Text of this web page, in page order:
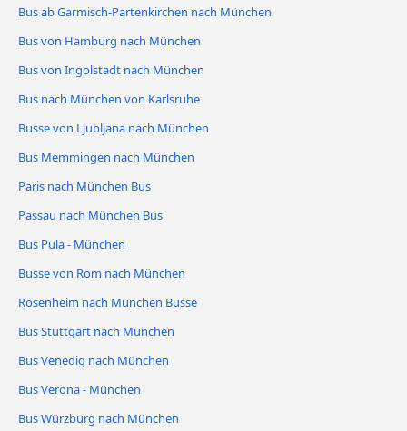
Bus ab Garmisch-Partenkirchen nach München
Bus von Hamburg nach München
Bus von Ingolstadt nach München
Bus nach München von Karlsruhe
Busse von Ljubljana nach München
Bus Memmingen nach München
Paris nach München Bus
Passau nach München Bus
Bus Pula - München
Busse von Rom nach München
Rosenheim nach München Busse
Bus Stuttgart nach München
Bus Venedig nach München
Bus Verona - München
Bus Würzburg nach München